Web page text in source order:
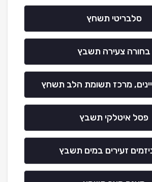
סלבריטי תשחץ
בחורה צעירה תשבץ
מרכז תשומת הלב תשחץ
פסל איטלקי תשבץ
זעירים במים תשבץ